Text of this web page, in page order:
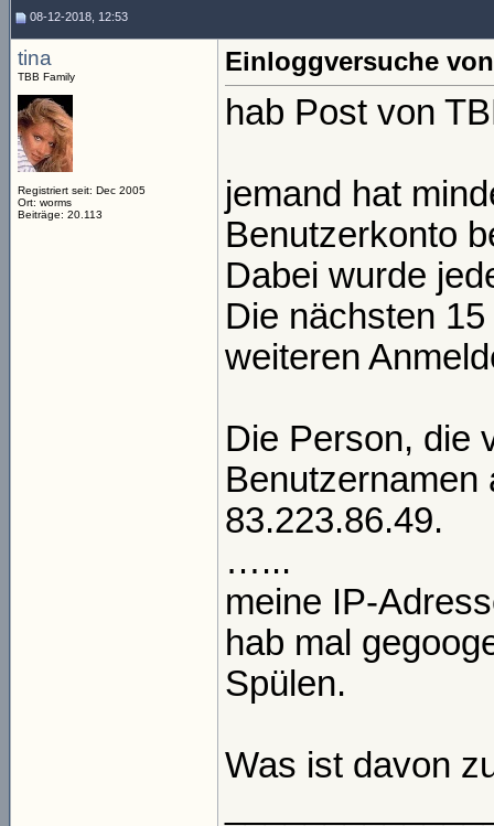
08-12-2018, 12:53
tina
TBB Family
Registriert seit: Dec 2005
Ort: worms
Beiträge: 20.113
Einloggversuche
hab Post von
jemand hat
Benutzerkonto
Dabei wurde
Die nächsten
weiteren
Die Person, die
Benutzernamen
83.223.86.49.
…...
meine IP-
hab mal
Spülen.
Was ist davon